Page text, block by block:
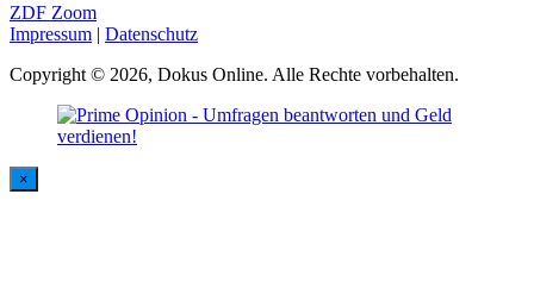
ZDF Zoom
Impressum | Datenschutz
Copyright © 2026, Dokus Online. Alle Rechte vorbehalten.
×